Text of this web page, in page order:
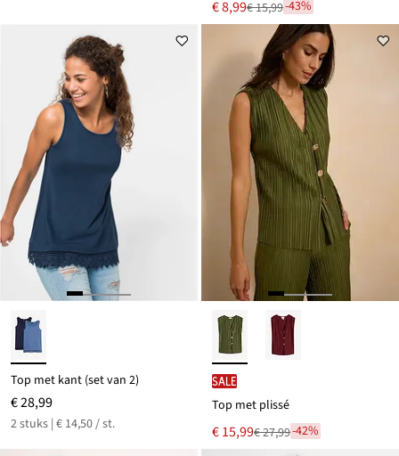
Nu
voor
€ 8,99
Van € 15,99-43%
Top met kant (set van 2)
€ 28,99
2 stuks | € 14,50 / st.
SALE
Top met plissé
Nu
voor
€ 15,99
Van € 27,99-42%